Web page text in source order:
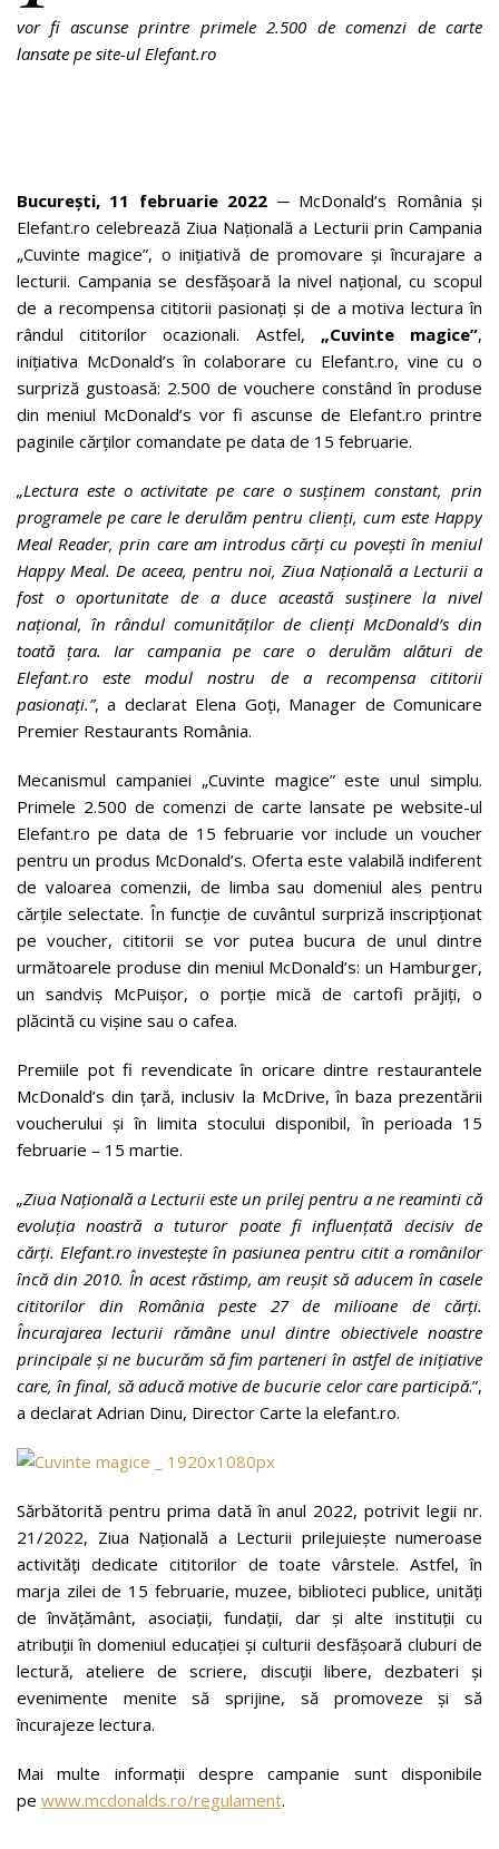
vor fi ascunse printre primele 2.500 de comenzi de carte
lansate pe site-ul Elefant.ro
București, 11 februarie 2022 ─ McDonald’s România și
Elefant.ro celebrează Ziua Națională a Lecturii prin Campania
„Cuvinte magice”, o inițiativă de promovare și încurajare a
lecturii. Campania se desfășoară la nivel național, cu scopul
de a recompensa cititorii pasionați și de a motiva lectura în
rândul cititorilor ocazionali. Astfel, „Cuvinte magice”,
inițiativa McDonald’s în colaborare cu Elefant.ro, vine cu o
surpriză gustoasă: 2.500 de vouchere constând în produse
din meniul McDonald’s vor fi ascunse de Elefant.ro printre
paginile cărților comandate pe data de 15 februarie.
„Lectura este o activitate pe care o susținem constant, prin
programele pe care le derulăm pentru clienți, cum este Happy
Meal Reader, prin care am introdus cărți cu povești în meniul
Happy Meal. De aceea, pentru noi, Ziua Națională a Lecturii a
fost o oportunitate de a duce această susținere la nivel
național, în rândul comunităților de clienți McDonald’s din
toată țara. Iar campania pe care o derulăm alături de
Elefant.ro este modul nostru de a recompensa cititorii
pasionați.”, a declarat Elena Goți, Manager de Comunicare
Premier Restaurants România.
Mecanismul campaniei „Cuvinte magice” este unul simplu.
Primele 2.500 de comenzi de carte lansate pe website-ul
Elefant.ro pe data de 15 februarie vor include un voucher
pentru un produs McDonald’s. Oferta este valabilă indiferent
de valoarea comenzii, de limba sau domeniul ales pentru
cărțile selectate. În funcție de cuvântul surpriză inscripționat
pe voucher, cititorii se vor putea bucura de unul dintre
următoarele produse din meniul McDonald’s: un Hamburger,
un sandviș McPuișor, o porție mică de cartofi prăjiți, o
plăcintă cu vișine sau o cafea.
Premiile pot fi revendicate în oricare dintre restaurantele
McDonald’s din țară, inclusiv la McDrive, în baza prezentării
voucherului și în limita stocului disponibil, în perioada 15
februarie – 15 martie.
„Ziua Națională a Lecturii este un prilej pentru a ne reaminti că
evoluția noastră a tuturor poate fi influențată decisiv de
cărți. Elefant.ro investește în pasiunea pentru citit a românilor
încă din 2010. În acest răstimp, am reușit să aducem în casele
cititorilor din România peste 27 de milioane de cărți.
Încurajarea lecturii rămâne unul dintre obiectivele noastre
principale și ne bucurăm să fim parteneri în astfel de inițiative
care, în final, să aducă motive de bucurie celor care participă.”,
a declarat Adrian Dinu, Director Carte la elefant.ro.
Sărbătorită pentru prima dată în anul 2022, potrivit legii nr.
21/2022, Ziua Națională a Lecturii prilejuiește numeroase
activități dedicate cititorilor de toate vârstele. Astfel, în
marja zilei de 15 februarie, muzee, biblioteci publice, unități
de învățământ, asociații, fundații, dar și alte instituții cu
atribuții în domeniul educației și culturii desfășoară cluburi de
lectură, ateliere de scriere, discuții libere, dezbateri și
evenimente menite să sprijine, să promoveze și să
încurajeze lectura.
Mai multe informații despre campanie sunt disponibile
pe www.mcdonalds.ro/regulament.